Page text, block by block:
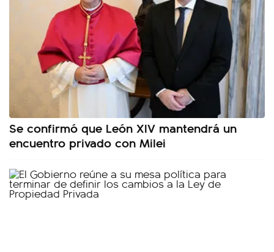
Se confirmó que León XIV mantendrá un
encuentro privado con Milei